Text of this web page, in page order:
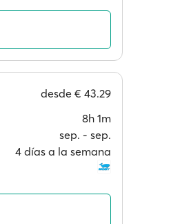
desde € 43.29
8h 1m
sep. ‐ sep.
4 días a la semana